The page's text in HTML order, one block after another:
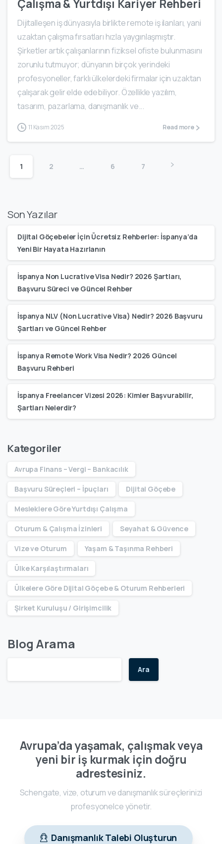
Çalışma & Yurtdışı Kariyer Rehberi
Dijitalleşen iş dünyasıyla birlikte remote iş ilanları, yani
uzaktan çalışma fırsatları hızla yaygınlaşmıştır.
Şirketler artık çalışanlarının fiziksel ofiste bulunmasını
zorunlu tutmuyor; dünyanın birçok yerindeki
profesyoneller, farklı ülkelerdeki firmalar için uzaktan
çalışarak gelir elde edebiliyor. Özellikle yazılım,
tasarım, pazarlama, danışmanlık ve...
11 Kasım 2025 Read more
1 2 … 6 7
Son Yazılar
Dijital Göçebeler İçin Ücretsiz Rehberler: İspanya’da
Yeni Bir Hayata Hazırlanın
İspanya Non Lucrative Visa Nedir? 2026 Şartları,
Başvuru Süreci ve Güncel Rehber
İspanya NLV (Non Lucrative Visa) Nedir? 2026 Başvuru
Şartları ve Güncel Rehber
İspanya Remote Work Visa Nedir? 2026 Güncel
Başvuru Rehberi
İspanya Freelancer Vizesi 2026: Kimler Başvurabilir,
Şartları Nelerdir?
Kategoriler
Avrupa Finans – Vergi – Bankacılık
Başvuru Süreçleri – İpuçları Dijital Göçebe
Mesleklere Göre Yurtdışı Çalışma
Oturum & Çalışma İzinleri Seyahat & Güvence
Vize ve Oturum Yaşam & Taşınma Rehberi
Ülke Karşılaştırmaları
Ülkelere Göre Dijital Göçebe & Oturum Rehberleri
Şirket Kuruluşu / Girişimcilik
Blog Arama
Ara
Avrupa’da yaşamak, çalışmak veya
yeni bir iş kurmak için doğru
adrestesiniz.
Schengate, vize, oturum ve danışmanlık süreçlerinizi
profesyonelce yönetir.
Danışmanlık Talebi Oluşturun